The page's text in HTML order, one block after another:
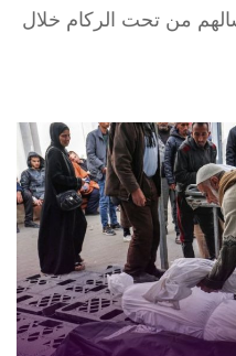
من تحت الركام خلال